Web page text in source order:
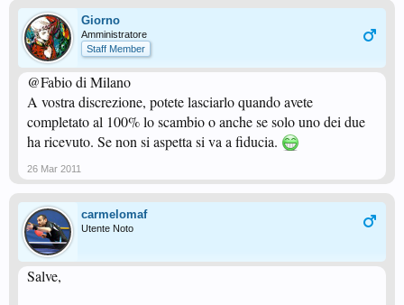
Giorno
Amministratore
Staff Member
@Fabio di Milano
A vostra discrezione, potete lasciarlo quando avete
completato al 100% lo scambio o anche se solo uno dei due
ha ricevuto. Se non si aspetta si va a fiducia.
26 Mar 2011
carmelomaf
Utente Noto
Salve,